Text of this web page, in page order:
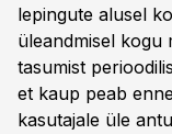
lepingute alusel
üleandmisel kogu
tasumist
et kaup peab
kasutajale üle